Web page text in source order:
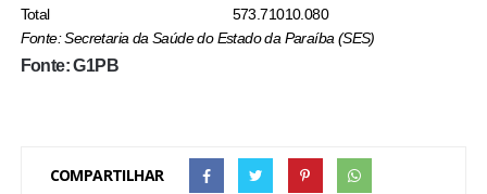
Total
573.71010.080
Fonte: Secretaria da Saúde do Estado da Paraíba (SES)
Fonte: G1PB
COMPARTILHAR